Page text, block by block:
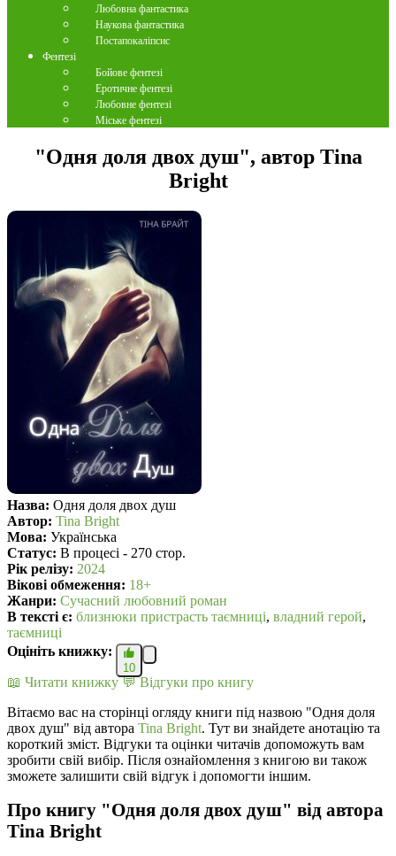
Любовна фантастика
Наукова фантастика
Постапокаліпсис
Фентезі
Бойове фентезі
Еротичне фентезі
Любовне фентезі
Міське фентезі
"Одня доля двох душ", автор Tina
Bright
Назва: Одня доля двох душ
Автор: Tina Bright
Мова: Українська
Статус: В процесі - 270 стор.
Рік релізу: 2024
Вікові обмеження: 18+
Жанри: Сучасний любовний роман
В текcті є: близнюки пристрасть таємниці, владний герой,
таємниці
Оцініть книжку:
10
📖 Читати книжку 💬 Відгуки про книгу
Вітаємо вас на сторінці огляду книги під назвою "Одня доля
двох душ" від автора Tina Bright. Тут ви знайдете анотацію та
короткий зміст. Відгуки та оцінки читачів допоможуть вам
зробити свій вибір. Після ознайомлення з книгою ви також
зможете залишити свій відгук і допомогти іншим.
Про книгу "Одня доля двох душ" від автора
Tina Bright